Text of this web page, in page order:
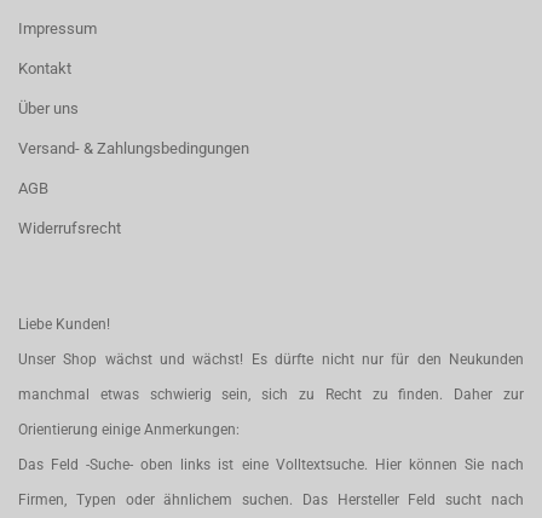
Impressum
Kontakt
Über uns
Versand- & Zahlungsbedingungen
AGB
Widerrufsrecht
Liebe Kunden!
Unser Shop wächst und wächst! Es dürfte nicht nur für den Neukunden
manchmal etwas schwierig sein, sich zu Recht zu finden. Daher zur
Orientierung einige Anmerkungen:
Das Feld -Suche- oben links ist eine Volltextsuche. Hier können Sie nach
Firmen, Typen oder ähnlichem suchen. Das Hersteller Feld sucht nach